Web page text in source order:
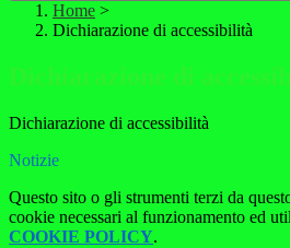
Home >
Dichiarazione di accessibilità
Dichiarazione di
Dichiarazione di accessibilità
Notizie
Questo sito o gli strumenti terzi da
cookie necessari al funzionamento ed
COOKIE POLICY.